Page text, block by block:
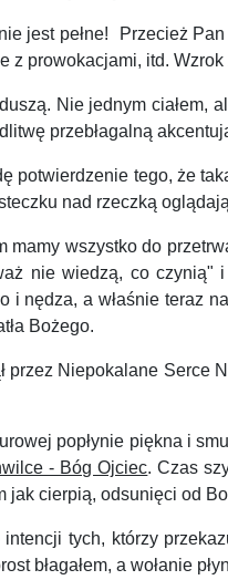
jest pełne! Przecież
z prowokacjami, itd.
Nie jednym ciałem,
przebłagalną
tego, że
nad rzeczką
wszystko do
nie wiedzą, co czynią"
i nędza, a właśnie teraz
Bożego.
Niepokalane Serce
popłynie piękna i
- Bóg Ojciec. Czas
jak cierpią, odsunięci od
tych, którzy
błagałem, a wołanie